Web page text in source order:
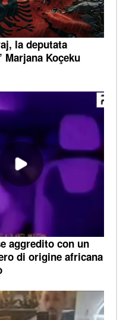
la deputata
Marjana Koçeku
aggredito con un
di origine africana